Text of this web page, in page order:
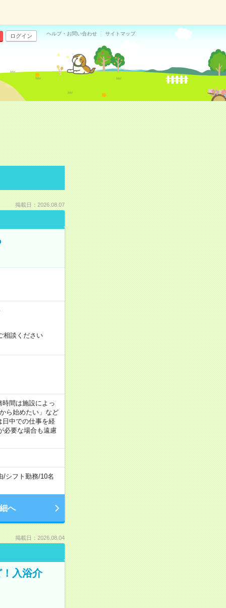
ログイン ヘルプ・お問い合わせ サイトマップ
掲載日：2026.08.07
談ください
間は施設によっ
ら始めたい」など
中での仕事を経
要な場合も遠慮
/シフト勤務/10名
へ
掲載日：2026.08.04
入浴介